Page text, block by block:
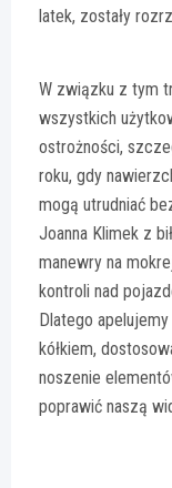
latek, zostały
W związku z tym
wszystkich
ostrożności,
roku, gdy
mogą utrudniać
Joanna Klimek z
manewry na
kontroli nad
Dlatego
kółkiem,
noszenie
poprawić naszą